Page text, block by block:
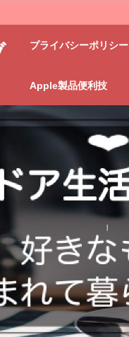
プライバシーポリシー
Apple製品便利技